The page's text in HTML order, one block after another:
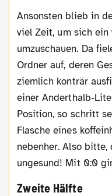
Ansonsten blieb in den ersten 40 Minuten auch
viel Zeit, um sich
umzuschauen. Da
Ordner auf, deren
ziemlich konträr
einer Anderthalb-
Position, so schritt
Flasche eines
nebenher. Also
ungesund! Mit 0:0
Zweite Hälfte